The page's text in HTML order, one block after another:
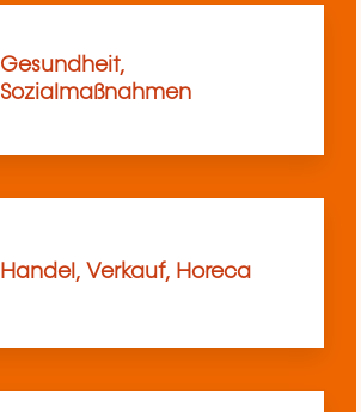
Gesundheit,
Sozialmaßnahmen
Handel, Verkauf, Horeca